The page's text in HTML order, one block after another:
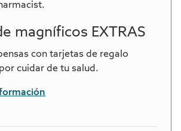
magníficos EXTRAS
con tarjetas de regalo
cuidar de tu salud.